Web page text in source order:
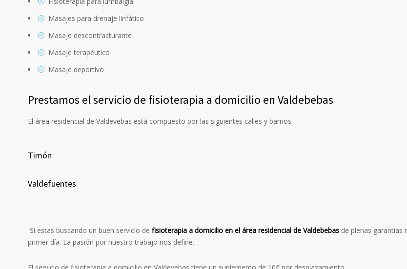
Masajes para drenaje linfático
Masaje descontracturante
Masaje terapéutico
Masaje deportivo
Prestamos el servicio de fisioterapia a domicilio en Valdebebas
El área residencial de Valdevebas está compuesto por las siguientes calles y barrios:
Timón
Valdefuentes
Si estas buscando un buen servicio de fisioterapia a domicilio en el área residencial de Valdebebas de plenas garantías
primer día. La pasión por nuestro trabajo nos define.